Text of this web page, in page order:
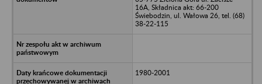
16A, Składnica akt: 66-200
Świebodzin, ul. Wałowa 26, tel. (68)
38-22-115
1980-2001